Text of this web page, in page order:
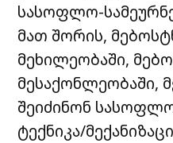
სასოფლო-
მათ შორის,
მეხილეობაში,
მესაქონლეობაში,
შეიძინონ
ტექნიკა/